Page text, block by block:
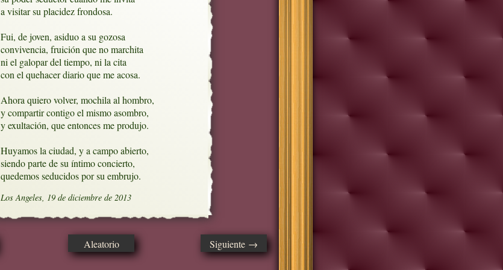
a visitar su placidez frondosa.
Fui, de joven, asiduo a su gozosa
convivencia, fruición que no marchita
ni el galopar del tiempo, ni la cita
con el quehacer diario que me acosa.
Ahora quiero volver, mochila al hombro,
y compartir contigo el mismo asombro,
y exultación, que entonces me produjo.
Huyamos la ciudad, y a campo abierto,
siendo parte de su íntimo concierto,
quedemos seducidos por su embrujo.
Los Angeles, 19 de diciembre de 2013
Aleatorio Siguiente →